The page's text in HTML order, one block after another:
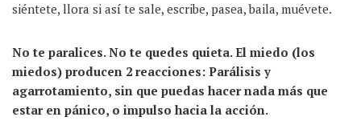
siéntete, llora si así te sale, escribe, pasea, baila, muévete.
No te paralices. No te quedes quieta. El miedo (los
miedos) producen 2 reacciones: Parálisis y
agarrotamiento, sin que puedas hacer nada más que
estar en pánico, o impulso hacia la acción.